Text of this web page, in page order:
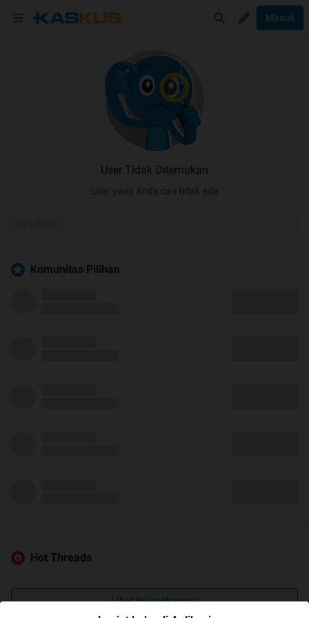
Masuk
User Tidak Ditemukan
User yang Anda cari tidak ada
Komunitas Pilihan
Hot Threads
Lihat Selengkapnya